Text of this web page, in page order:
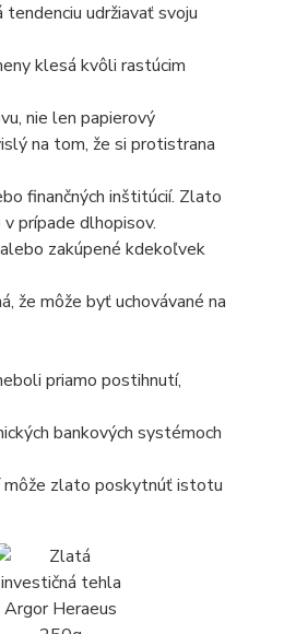
udržiavať svoju
klesá kvôli rastúcim
nie len papierový
na tom, že si protistrana
finančných inštitúcií. Zlato
prípade dlhopisov.
zakúpené kdekoľvek
že môže byť uchovávané na
priamo postihnutí,
bankových systémoch
môže zlato poskytnúť istotu